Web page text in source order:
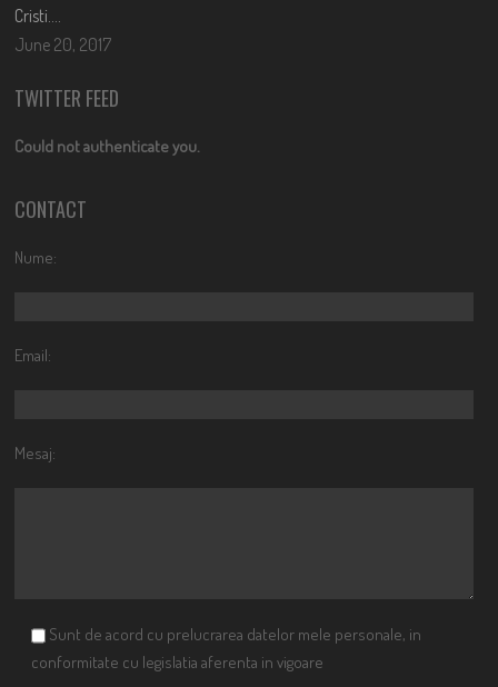
Cristi….
June 20, 2017
TWITTER FEED
Could not authenticate you.
CONTACT
Nume:
Email:
Mesaj:
Sunt de acord cu prelucrarea datelor mele personale, in
conformitate cu legislatia aferenta in vigoare